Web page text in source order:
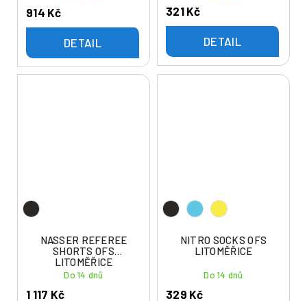
914 Kč
DETAIL
321 Kč
DETAIL
NASSER REFEREE
SHORTS OFS
LITOMĚŘICE
Do 14 dnů
1 117 Kč
NITRO SOCKS OFS
LITOMĚŘICE
Do 14 dnů
329 Kč